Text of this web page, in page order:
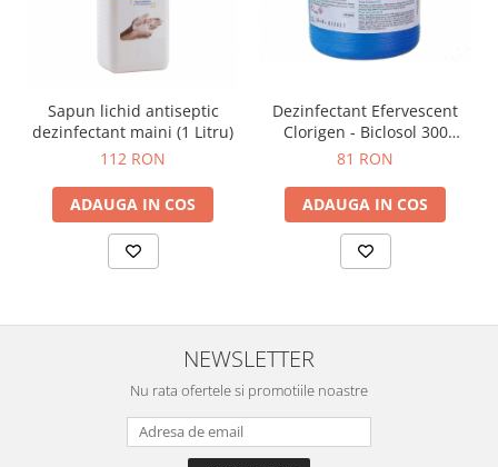
Sapun lichid antiseptic
dezinfectant maini (1 Litru)
112 RON
ADAUGA IN COS
Dezinfectant Efervescent
Clorigen - Biclosol 300
tablete
81 RON
ADAUGA IN COS
NEWSLETTER
Nu rata ofertele si promotiile noastre